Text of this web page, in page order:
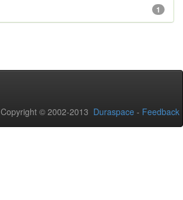
1
Copyright © 2002-2013 Duraspace - Feedback